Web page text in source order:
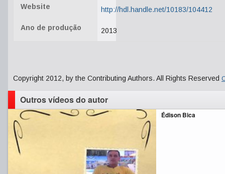
Website http://hdl.handle.net/10183/104412
Ano de produção 2013
Copyright 2012, by the Contributing Authors. All Rights Reserved
Outros vídeos do autor
Édison Bica